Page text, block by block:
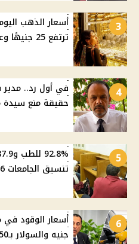
3
ترتفع 25 جنيهًا وعيار 21 يسجل 6125 جنيهًا
4
في أول رد..
حقيقة منع سيدة
5
تنسيق الجامعات 2026 وأماكن المرحلة الثانية
6
جنيه والسولار بـ20.50 جنيه